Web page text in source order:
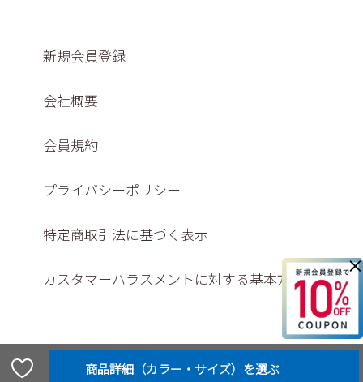
×
新規会員登録
会社概要
会員規約
プライバシーポリシー
特定商取引法に基づく表示
カスタマーハラスメントに対する基本方針
© Washington shoe store co., ltd,